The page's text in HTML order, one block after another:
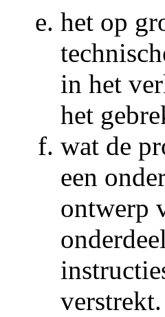
het op
in het
het
wat de
een
ontwerp
verstrekt.